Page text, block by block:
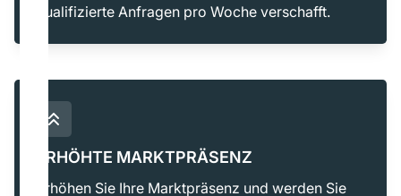
qualifizierte Anfragen pro Woche verschafft.
ERHÖHTE MARKTPRÄSENZ
Erhöhen Sie Ihre Marktpräsenz und werden Sie